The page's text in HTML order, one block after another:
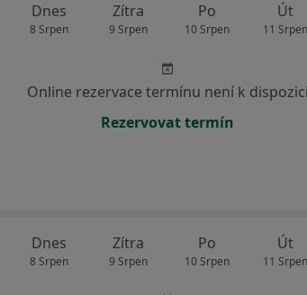
Dnes
8 Srpen
Zítra
9 Srpen
Po
10 Srpen
Út
11 Srpen
Online rezervace termínu není k dispozici
Rezervovat termín
Dnes
8 Srpen
Zítra
9 Srpen
Po
10 Srpen
Út
11 Srpen